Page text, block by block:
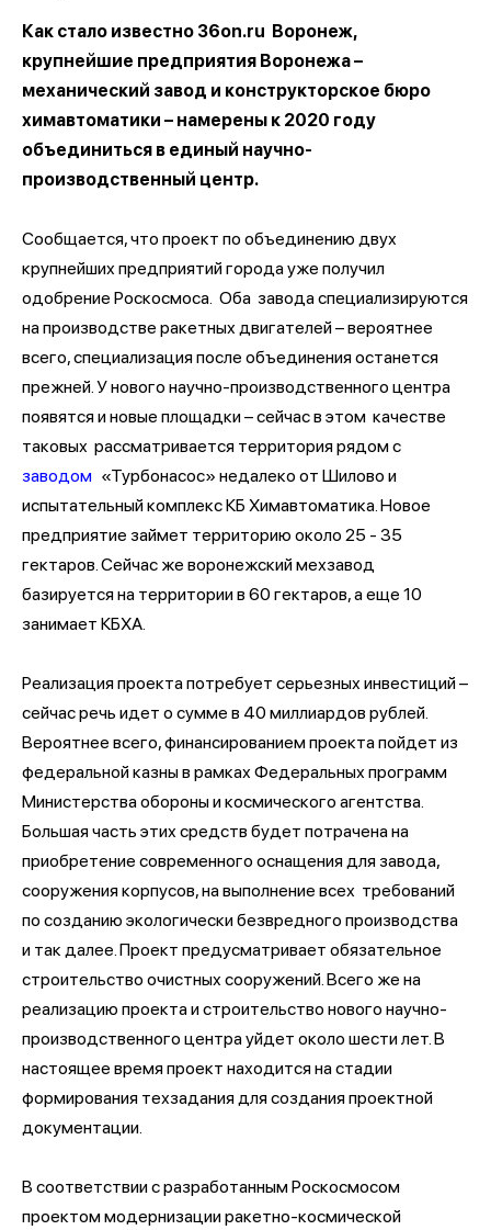
Как стало известно 36on.ru Воронеж,
крупнейшие предприятия Воронежа –
механический завод и конструкторское бюро
химавтоматики – намерены к 2020 году
объединиться в единый научно-
производственный центр.
Сообщается, что проект по объединению двух
крупнейших предприятий города уже получил
одобрение Роскосмоса. Оба завода специализируются
на производстве ракетных двигателей – вероятнее
всего, специализация после объединения останется
прежней. У нового научно-производственного центра
появятся и новые площадки – сейчас в этом качестве
таковых рассматривается территория рядом с
заводом «Турбонасос» недалеко от Шилово и
испытательный комплекс КБ Химавтоматика. Новое
предприятие займет территорию около 25 - 35
гектаров. Сейчас же воронежский мехзавод
базируется на территории в 60 гектаров, а еще 10
занимает КБХА.
Реализация проекта потребует серьезных инвестиций –
сейчас речь идет о сумме в 40 миллиардов рублей.
Вероятнее всего, финансированием проекта пойдет из
федеральной казны в рамках Федеральных программ
Министерства обороны и космического агентства.
Большая часть этих средств будет потрачена на
приобретение современного оснащения для завода,
сооружения корпусов, на выполнение всех требований
по созданию экологически безвредного производства
и так далее. Проект предусматривает обязательное
строительство очистных сооружений. Всего же на
реализацию проекта и строительство нового научно-
производственного центра уйдет около шести лет. В
настоящее время проект находится на стадии
формирования техзадания для создания проектной
документации.
В соответствии с разработанным Роскосмосом
проектом модернизации ракетно-космической